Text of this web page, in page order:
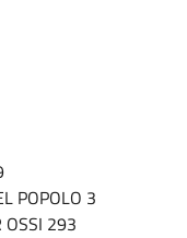
POPOLO 3
OSSI 293